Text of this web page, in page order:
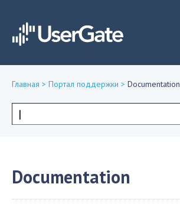
здесь
Главная > Портал поддержки > Documentation
Форма
Documentation